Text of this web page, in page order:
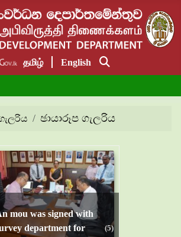
தமிழ் English
ඡායාරූප ගැලරිය
with
department for
(5)